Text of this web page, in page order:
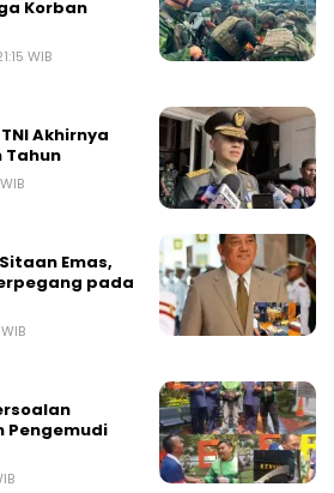
Korban
WIB
Akhirnya
Tahun
Emas,
pada
Pengemudi